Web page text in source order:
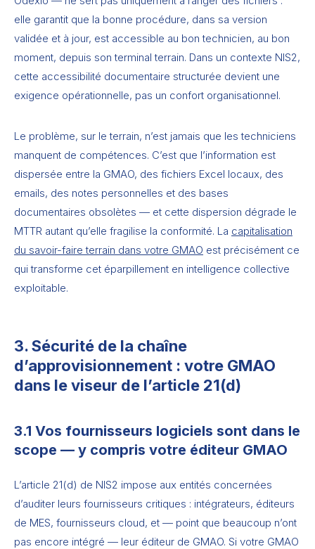
elle garantit que la bonne procédure, dans sa version
validée et à jour, est accessible au bon technicien, au bon
moment, depuis son terminal terrain. Dans un contexte NIS2,
cette accessibilité documentaire structurée devient une
exigence opérationnelle, pas un confort organisationnel.
Le problème, sur le terrain, n’est jamais que les techniciens
manquent de compétences. C’est que l’information est
dispersée entre la GMAO, des fichiers Excel locaux, des
emails, des notes personnelles et des bases
documentaires obsolètes — et cette dispersion dégrade le
MTTR autant qu’elle fragilise la conformité. La capitalisation
du savoir-faire terrain dans votre GMAO est précisément ce
qui transforme cet éparpillement en intelligence collective
exploitable.
3. Sécurité de la chaîne
d’approvisionnement : votre GMAO
dans le viseur de l’article 21(d)
3.1 Vos fournisseurs logiciels sont dans le
scope — y compris votre éditeur GMAO
L’article 21(d) de NIS2 impose aux entités concernées
d’auditer leurs fournisseurs critiques : intégrateurs, éditeurs
de MES, fournisseurs cloud, et — point que beaucoup n’ont
pas encore intégré — leur éditeur de GMAO. Si votre GMAO